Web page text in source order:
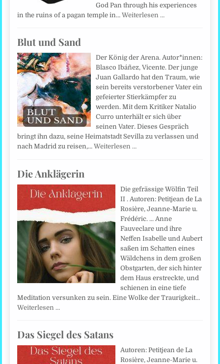
God Pan through his experiences
in the ruins of a pagan temple in…Weiterlesen …
Blut und Sand
Der König der Arena. Autor*innen:
Blasco Ibáñez, Vicente. Der junge
Juan Gallardo hat den Traum, wie
sein bereits verstorbener Vater ein
gefeierter Stierkämpfer zu
werden. Mit dem Kritiker Natalio
Curro unterhält er sich über
seinen Vater. Dieses Gespräch
bringt ihn dazu, seine Heimatstadt Sevilla zu verlassen und
nach Madrid zu reisen,…Weiterlesen …
Die Anklägerin
Die gefrässige Wölfin Teil
II . Autoren: Petitjean de La
Rosière, Jeanne-Marie u.
Frédéric. ... Anne
Fauveclare und ihre
Neffen Isabelle und Aubert
saßen im Schatten eines
Wäldchens in dem großen
Obstgarten, der sich hinter
dem Haus erstreckte, und
schienen in eine tiefe
Meditation versunken zu sein. Eine Wolke der Traurigkeit…
Weiterlesen …
Das Siegel des Satans
Autoren: Petitjean de La
Rosière, Jeanne-Marie u.